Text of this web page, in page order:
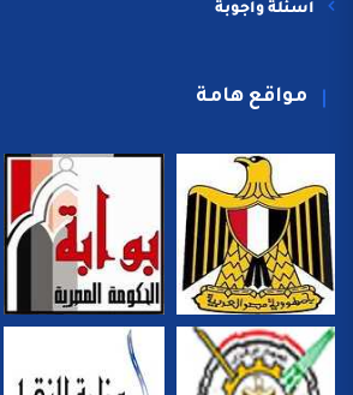
اسئلة واجوبة
مواقع هامة